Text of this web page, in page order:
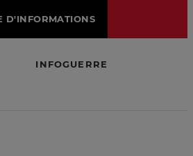
D'INFORMATIONS
INFOGUERRE